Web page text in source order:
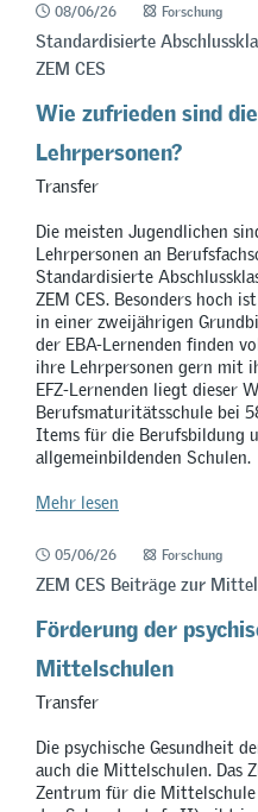
08/06/26 Forschung
Standardisierte
ZEM CES
Wie zufrieden sind
Lehrpersonen?
Transfer
Die meisten Jugendlichen
Lehrpersonen an
Standardisierte
ZEM CES. Besonders hoch
in einer zweijährigen
der EBA-Lernenden finden
ihre Lehrpersonen gern mit
EFZ-Lernenden liegt dieser
Berufsmaturitätsschule bei
Items für die Berufsbildung
allgemeinbildenden Schulen.
Mehr lesen
05/06/26 Forschung
ZEM CES Beiträge zur
Förderung der
Mittelschulen
Transfer
Die psychische Gesundheit
auch die Mittelschulen. Das
Zentrum für die